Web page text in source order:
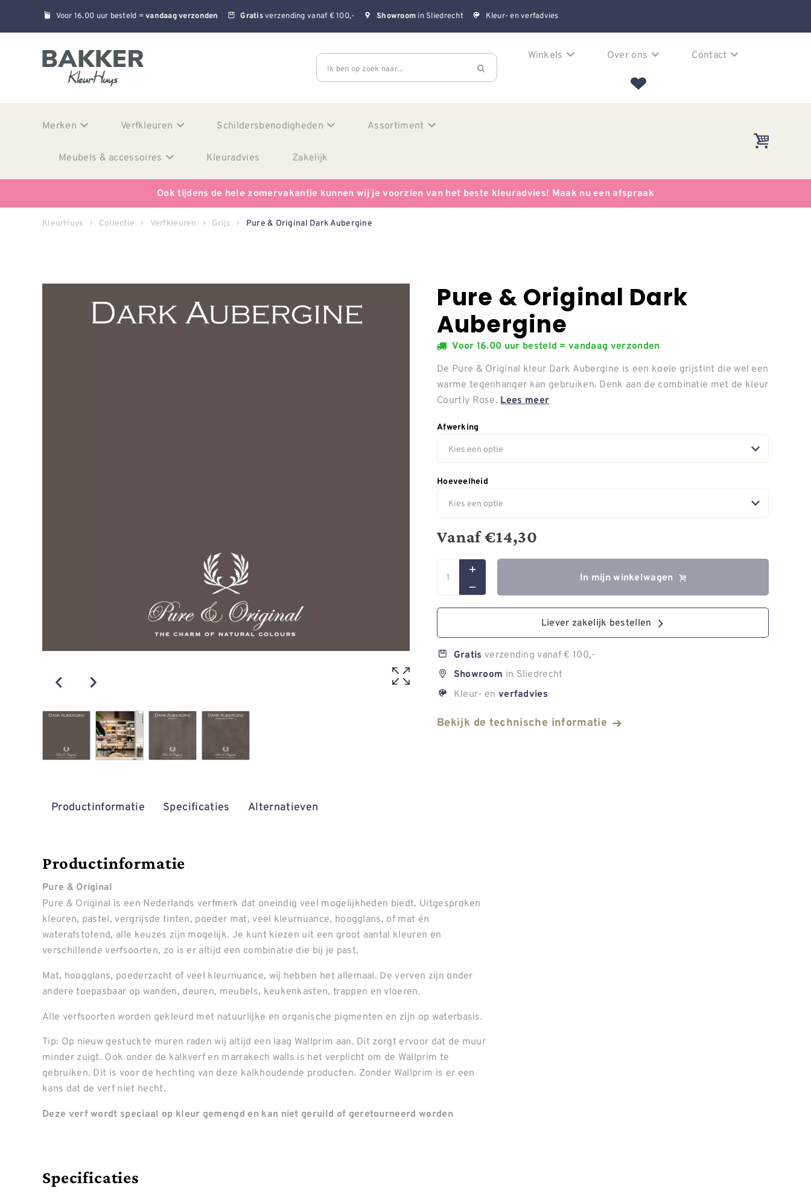
Voor 16.00 uur besteld =vandaag verzonden Gratisverzending vanaf € 100,- Showroom in Sliedrecht Kleur- en verfadvies
Ik ben op zoek naar...
Winkels Over ons Contact
Merken Verfkleuren Schildersbenodigheden Assortiment
Meubels & accessoires Kleuradvies Zakelijk
Ook tijdens de hele zomervakantie kunnen wij je voorzien van het beste kleuradvies! Maak nu een afspraak
KleurHuys Collectie Verfkleuren Grijs Pure & Original Dark Aubergine
Pure & Original Dark
Aubergine
Voor 16.00 uur besteld = vandaag verzonden
De Pure & Original kleur Dark Aubergine is een koele grijstint die wel een
warme tegenhanger kan gebruiken. Denk aan de combinatie met de kleur
Courtly Rose. Lees meer
Afwerking
Hoeveelheid
Vanaf€14,30
In mijn winkelwagen
Liever zakelijk bestellen
Gratis verzending vanaf € 100,-
Showroom in Sliedrecht
Kleur- en verfadvies
Bekijk de technische informatie
Productinformatie Specificaties Alternatieven
Productinformatie
Pure & Original
Pure & Original is een Nederlands verfmerk dat oneindig veel mogelijkheden biedt. Uitgesproken
kleuren, pastel, vergrijsde tinten, poeder mat, veel kleurnuance, hoogglans, of mat én
waterafstotend, alle keuzes zijn mogelijk. Je kunt kiezen uit een groot aantal kleuren en
verschillende verfsoorten, zo is er altijd een combinatie die bij je past.
Mat, hoogglans, poederzacht of veel kleurnuance, wij hebben het allemaal. De verven zijn onder
andere toepasbaar op wanden, deuren, meubels, keukenkasten, trappen en vloeren.
Alle verfsoorten worden gekleurd met natuurlijke en organische pigmenten en zijn op waterbasis.
Tip: Op nieuw gestuckte muren raden wij altijd een laag Wallprim aan. Dit zorgt ervoor dat de muur
minder zuigt. Ook onder de kalkverf en marrakech walls is het verplicht om de Wallprim te
gebruiken. Dit is voor de hechting van deze kalkhoudende producten. Zonder Wallprim is er een
kans dat de verf niet hecht.
Deze verf wordt speciaal op kleur gemengd en kan niet geruild of geretourneerd worden
Specificaties